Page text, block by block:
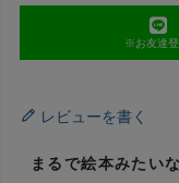
※お友達登
レビューを書く
まるで絵本みたい